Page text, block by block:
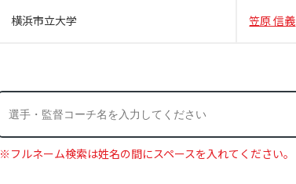
横浜市立大学 笠原 信義
※フルネーム検索は姓名の間にスペースを入れてください。